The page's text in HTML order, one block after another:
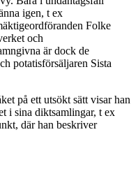
igen, t ex
Folke
och
är dock de
potatisförsäljaren Sista
på ett utsökt sätt visar han
i sina diktsamlingar, t ex
där han beskriver